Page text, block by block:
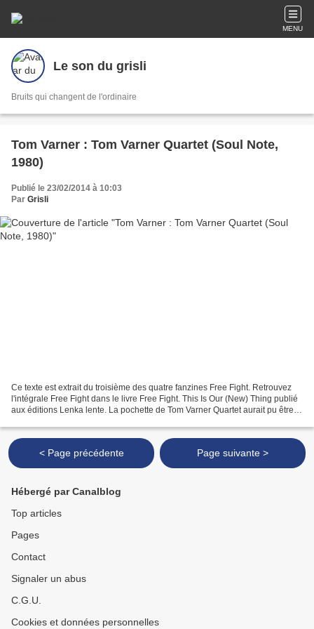
MENU
Le son du grisli
Bruits qui changent de l'ordinaire
Tom Varner : Tom Varner Quartet (Soul Note,
1980)
Publié le 23/02/2014 à 10:03
Par Grisli
Ce texte est extrait du troisième des quatre fanzines Free Fight. Retrouvez
l'intégrale Free Fight dans le livre Free Fight. This Is Our (New) Thing publié
aux éditions Lenka lente. La pochette de Tom Varner Quartet aurait pu être
< Page précédente Page suivante >
Hébergé par Canalblog
Top articles
Pages
Contact
Signaler un abus
C.G.U.
Cookies et données personnelles